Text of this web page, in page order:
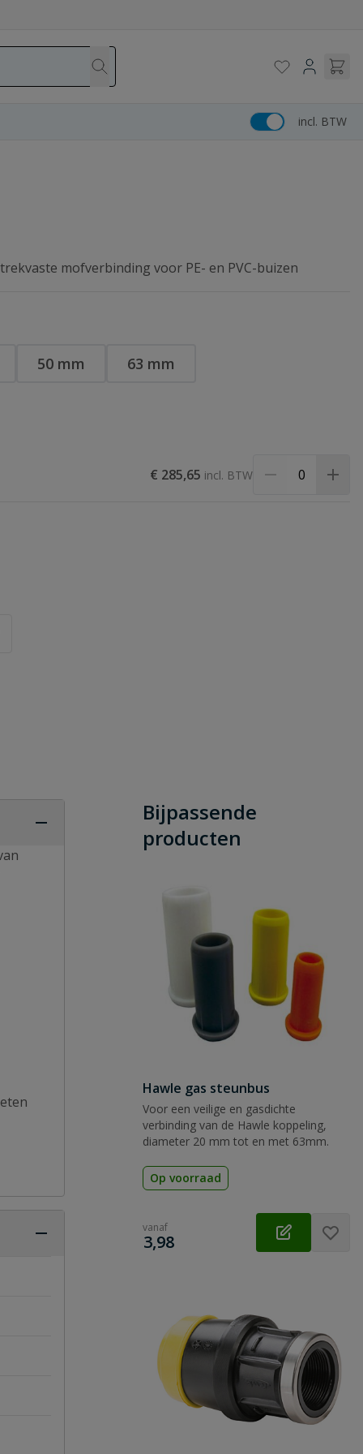
incl. BTW
mofverbinding voor PE- en PVC-buizen
50 mm 63 mm
€ 285,65
Bijpassende
producten
Hawle gas steunbus
Voor een veilige en gasdichte
verbinding van de Hawle koppeling,
diameter 20 mm tot en met 63mm.
Op voorraad
vanaf
€
3,98